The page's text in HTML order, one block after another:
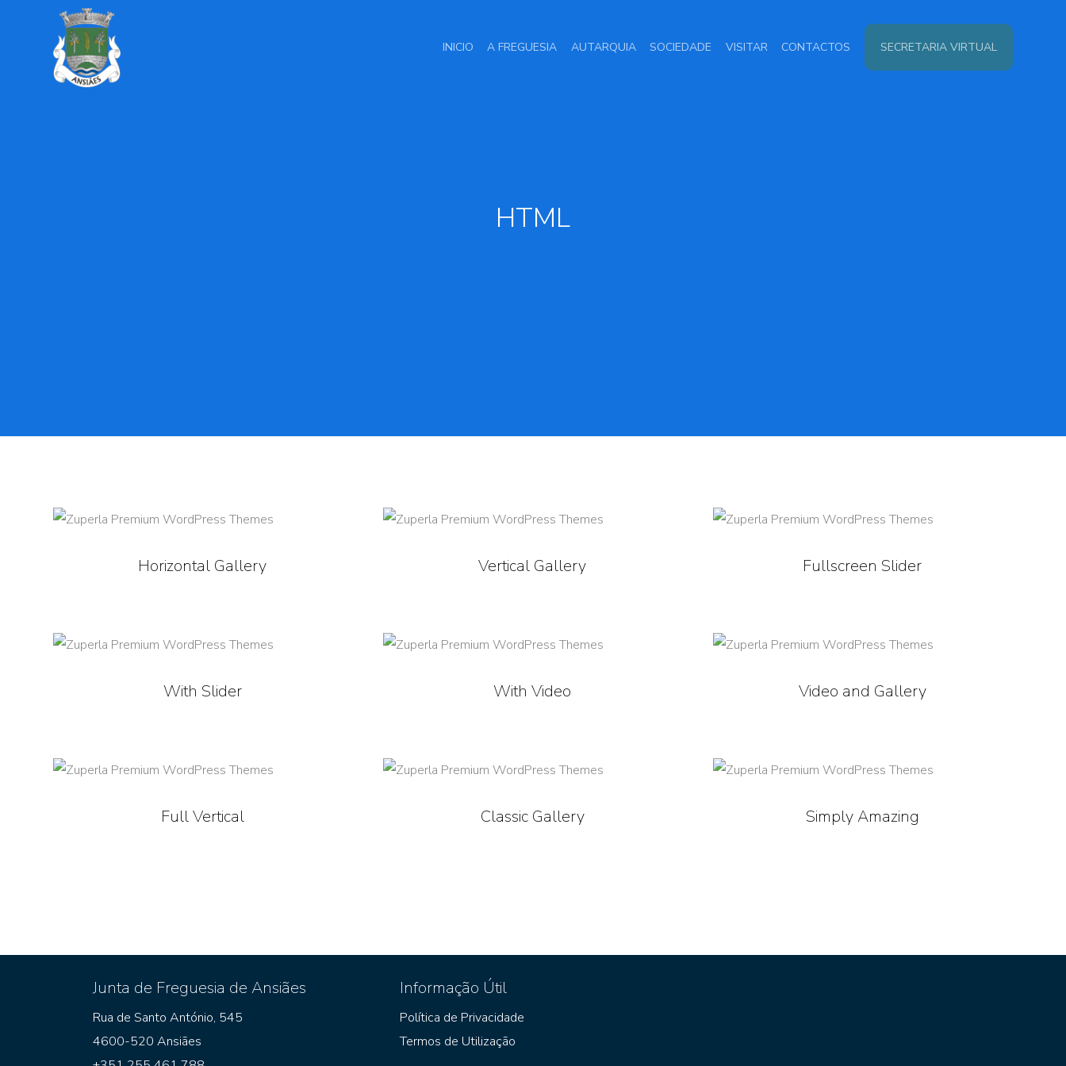
INICIO A FREGUESIA AUTARQUIA SOCIEDADE VISITAR CONTACTOS SECRETARIA VIRTUAL
HTML
Horizontal Gallery Vertical Gallery Fullscreen Slider
With Slider With Video Video and Gallery
Full Vertical Classic Gallery Simply Amazing
Junta de Freguesia de Ansiães
Rua de Santo António, 545
4600-520 Ansiães
Informação Útil
Política de Privacidade
Termos de Utilização